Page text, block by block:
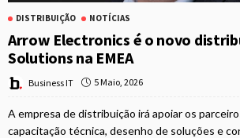
DISTRIBUIÇÃO NOTÍCIAS
Arrow Electronics é o novo
Solutions na EMEA
Business IT 5 Maio, 2026
A empresa de distribuição irá apoiar os
capacitação técnica, desenho de soluções e